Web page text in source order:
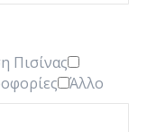
Πισίνας
Άλλο